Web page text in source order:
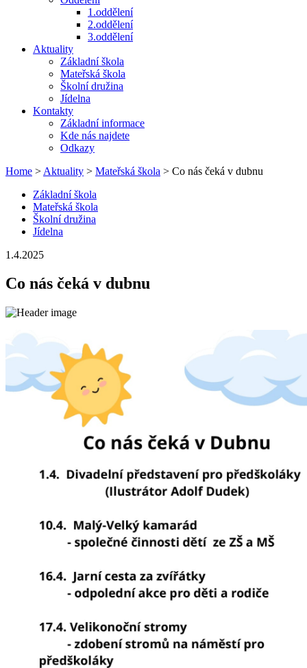
1.oddělení
2.oddělení
3.oddělení
Aktuality
Základní škola
Mateřská škola
Školní družina
Jídelna
Kontakty
Základní informace
Kde nás najdete
Odkazy
Home > Aktuality > Mateřská škola > Co nás čeká v dubnu
Základní škola
Mateřská škola
Školní družina
Jídelna
1.4.2025
Co nás čeká v dubnu